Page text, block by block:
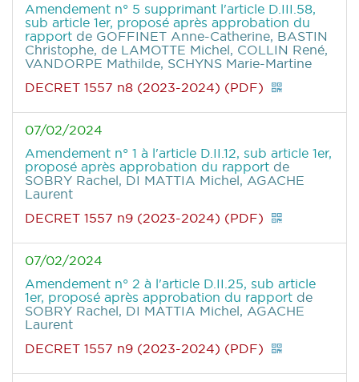
Amendement n° 5 supprimant l'article D.III.58,
sub article 1er, proposé après approbation du
rapport de GOFFINET Anne-Catherine, BASTIN
Christophe, de LAMOTTE Michel, COLLIN René,
VANDORPE Mathilde, SCHYNS Marie-Martine
DECRET 1557 n8 (2023-2024) (PDF)
07/02/2024
Amendement n° 1 à l'article D.II.12, sub article 1er,
proposé après approbation du rapport de
SOBRY Rachel, DI MATTIA Michel, AGACHE
Laurent
DECRET 1557 n9 (2023-2024) (PDF)
07/02/2024
Amendement n° 2 à l'article D.II.25, sub article
1er, proposé après approbation du rapport de
SOBRY Rachel, DI MATTIA Michel, AGACHE
Laurent
DECRET 1557 n9 (2023-2024) (PDF)